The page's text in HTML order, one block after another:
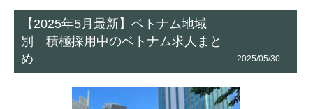
【2025年5月最新】ベトナム地域
別 積極採用中のベトナム求人まと
め
2025/05/30